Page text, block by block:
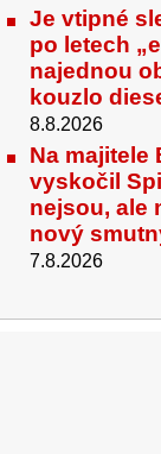
Je vtipné
po letech
najednou
kouzlo
8.8.2026
Na majitele
vyskočil
nejsou, ale
nový
7.8.2026